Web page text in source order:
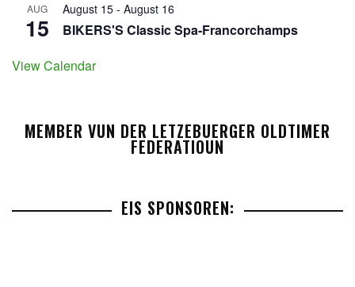
AUG
15
August 15 - August 16
BIKERS'S Classic Spa-Francorchamps
View Calendar
MEMBER VUN DER LETZEBUERGER OLDTIMER
FEDERATIOUN
EIS SPONSOREN: